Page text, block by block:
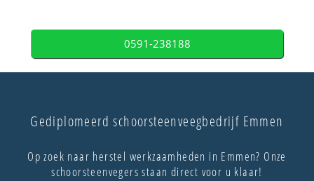
0591-238188
Gediplomeerd schoorsteenveegbedrijf Emmen
Op zoek naar herstel werkzaamheden in Emmen? Onze
schoorsteenvegers staan direct voor u klaar!